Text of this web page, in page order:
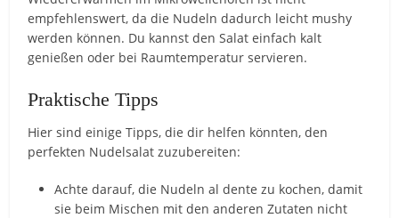
empfehlenswert, da die Nudeln dadurch leicht mushy
werden können. Du kannst den Salat einfach kalt
genießen oder bei Raumtemperatur servieren.
Praktische Tipps
Hier sind einige Tipps, die dir helfen könnten, den
perfekten Nudelsalat zuzubereiten:
Achte darauf, die Nudeln al dente zu kochen, damit
sie beim Mischen mit den anderen Zutaten nicht